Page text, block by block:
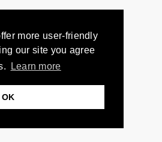
more user-friendly
our site you agree
Learn more
OK